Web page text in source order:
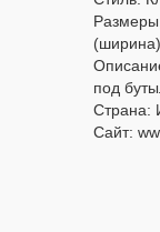
под
Страна:
Сайт: